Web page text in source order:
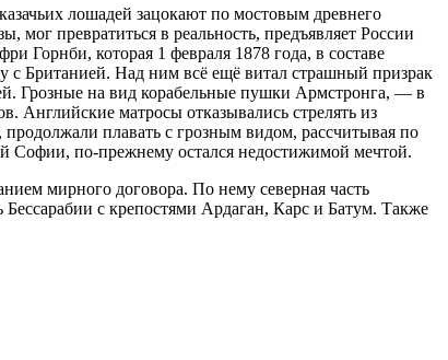
лошадей зацокают по мостовым древнего
мог превратиться в реальность, предъявляет России
Горнби, которая 1 февраля 1878 года, в составе
с Британией. Над ним всё ещё витал страшный призрак
Грозные на вид корабельные пушки Армстронга, — в
Английские матросы отказывались стрелять из
плавать с грозным видом, рассчитывая по
Софии, по-прежнему остался недостижимой мечтой.
мирного договора. По нему северная часть
с крепостями Ардаган, Карс и Батум. Также